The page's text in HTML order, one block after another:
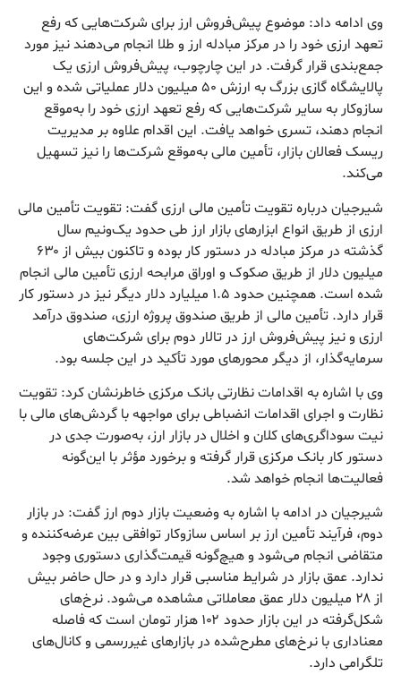
وی ادامه داد: موضوع پیش‌فروش ارز برای شرکت‌هایی که رفع
تعهد ارزی خود را در مرکز مبادله ارز و طلا انجام می‌دهند نیز مورد
جمع‌بندی قرار گرفت. در این چارچوب، پیش‌فروش ارزی یک
پالایشگاه گازی بزرگ به ارزش ۵۰ میلیون دلار عملیاتی شده و این
سازوکار به سایر شرکت‌هایی که رفع تعهد ارزی خود را به‌موقع
انجام دهند، تسری خواهد یافت. این اقدام علاوه بر مدیریت
ریسک فعالان بازار، تأمین مالی به‌موقع شرکت‌ها را نیز تسهیل
می‌کند.
شیرجیان درباره تقویت تأمین مالی ارزی گفت: تقویت تأمین مالی
ارزی از طریق انواع ابزارهای بازار ارز طی حدود یک‌ونیم سال
گذشته در مرکز مبادله در دستور کار بوده و تاکنون بیش از ۶۳۰
میلیون دلار از طریق صکوک و اوراق مرابحه ارزی تأمین مالی انجام
شده است. همچنین حدود ۱.۵ میلیارد دلار دیگر نیز در دستور کار
قرار دارد. تأمین مالی از طریق صندوق پروژه ارزی، صندوق درآمد
ارزی و نیز پیش‌فروش ارز در تالار دوم برای شرکت‌های
سرمایه‌گذار، از دیگر محورهای مورد تأکید در این جلسه بود.
وی با اشاره به اقدامات نظارتی بانک مرکزی خاطرنشان کرد: تقویت
نظارت و اجرای اقدامات انضباطی برای مواجهه با گردش‌های مالی با
نیت سوداگری‌های کلان و اخلال در بازار ارز، به‌صورت جدی در
دستور کار بانک مرکزی قرار گرفته و برخورد مؤثر با این‌گونه
فعالیت‌ها انجام خواهد شد.
شیرجیان در ادامه با اشاره به وضعیت بازار دوم ارز گفت: در بازار
دوم، فرآیند تأمین ارز بر اساس سازوکار توافقی بین عرضه‌کننده و
متقاضی انجام می‌شود و هیچ‌گونه قیمت‌گذاری دستوری وجود
ندارد. عمق بازار در شرایط مناسبی قرار دارد و در حال حاضر بیش
از ۲۸ میلیون دلار عمق معاملاتی مشاهده می‌شود. نرخ‌های
شکل‌گرفته در این بازار حدود ۱۰۲ هزار تومان است که فاصله
معناداری با نرخ‌های مطرح‌شده در بازارهای غیررسمی و کانال‌های
تلگرامی دارد.